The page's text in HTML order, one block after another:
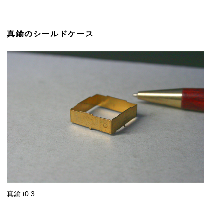
真鍮のシールドケース
真鍮 t0.3